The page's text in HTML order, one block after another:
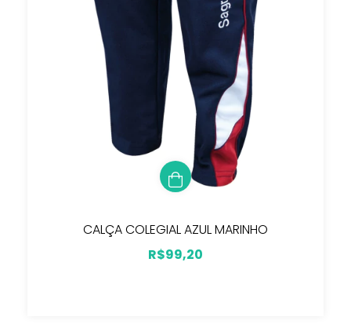
CALÇA COLEGIAL AZUL MARINHO
R$99,20